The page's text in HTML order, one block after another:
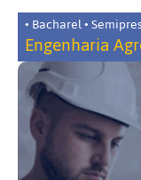
• Bacharel •
Engenharia